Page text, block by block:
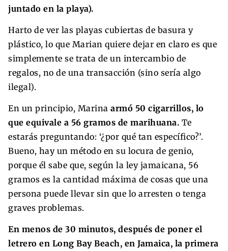
juntado en la playa).
Harto de ver las playas cubiertas de basura y
plástico, lo que Marian quiere dejar en claro es que
simplemente se trata de un intercambio de
regalos, no de una transacción (sino sería algo
ilegal).
En un principio, Marina armó 50 cigarrillos, lo
que equivale a 56 gramos de marihuana. Te
estarás preguntando: ‘¿por qué tan específico?’.
Bueno, hay un método en su locura de genio,
porque él sabe que, según la ley jamaicana, 56
gramos es la cantidad máxima de cosas que una
persona puede llevar sin que lo arresten o tenga
graves problemas.
En menos de 30 minutos, después de poner el
letrero en Long Bay Beach, en Jamaica, la primera